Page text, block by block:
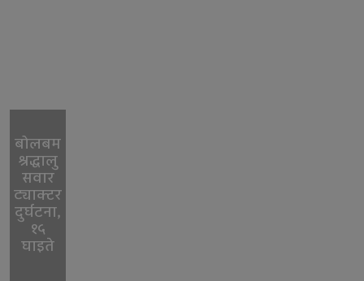
बोलबम
श्रद्धालु
सवार
ट्याक्टर
दुर्घटना,
१५
घाइते